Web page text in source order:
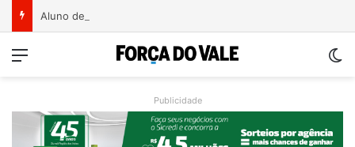
Menu
Publicidade